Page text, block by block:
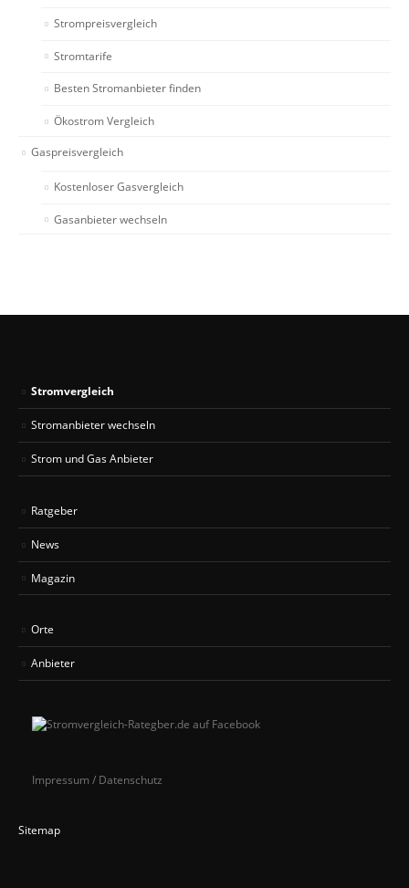
Strompreisvergleich
Stromtarife
Besten Stromanbieter finden
Ökostrom Vergleich
Gaspreisvergleich
Kostenloser Gasvergleich
Gasanbieter wechseln
Stromvergleich
Stromanbieter wechseln
Strom und Gas Anbieter
Ratgeber
News
Magazin
Orte
Anbieter
Impressum / Datenschutz
Sitemap